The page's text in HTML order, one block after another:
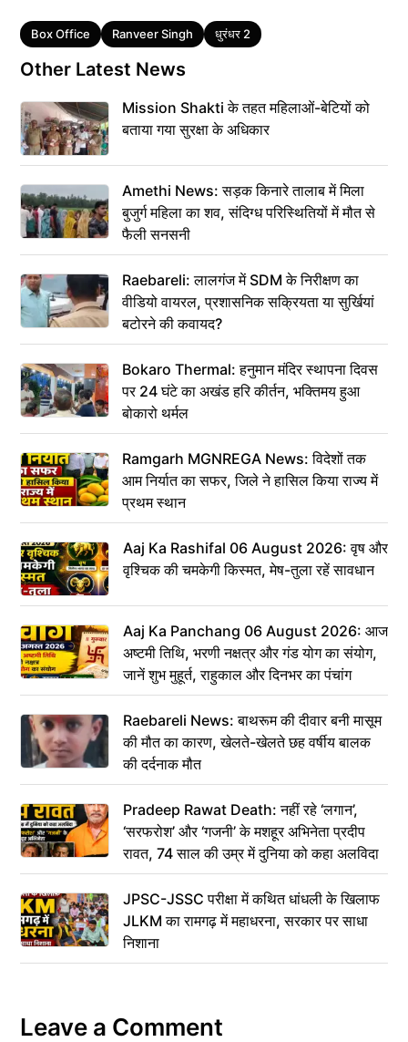
Tags
Box Office Ranveer Singh धुरंधर 2
Other Latest News
Mission Shakti के तहत महिलाओं-बेटियों को
बताया गया सुरक्षा के अधिकार
Amethi News: सड़क किनारे तालाब में मिला
बुजुर्ग महिला का शव, संदिग्ध परिस्थितियों में मौत से
फैली सनसनी
Raebareli: लालगंज में SDM के निरीक्षण का
वीडियो वायरल, प्रशासनिक सक्रियता या सुर्खियां
बटोरने की कवायद?
Bokaro Thermal: हनुमान मंदिर स्थापना दिवस
पर 24 घंटे का अखंड हरि कीर्तन, भक्तिमय हुआ
बोकारो थर्मल
Ramgarh MGNREGA News: विदेशों तक
आम निर्यात का सफर, जिले ने हासिल किया राज्य में
प्रथम स्थान
Aaj Ka Rashifal 06 August 2026: वृष और
वृश्चिक की चमकेगी किस्मत, मेष-तुला रहें सावधान
Aaj Ka Panchang 06 August 2026: आज
अष्टमी तिथि, भरणी नक्षत्र और गंड योग का संयोग,
जानें शुभ मुहूर्त, राहुकाल और दिनभर का पंचांग
Raebareli News: बाथरूम की दीवार बनी मासूम
की मौत का कारण, खेलते-खेलते छह वर्षीय बालक
की दर्दनाक मौत
Pradeep Rawat Death: नहीं रहे ‘लगान’,
‘सरफरोश’ और ‘गजनी’ के मशहूर अभिनेता प्रदीप
रावत, 74 साल की उम्र में दुनिया को कहा अलविदा
JPSC-JSSC परीक्षा में कथित धांधली के खिलाफ
JLKM का रामगढ़ में महाधरना, सरकार पर साधा
निशाना
Leave a Comment